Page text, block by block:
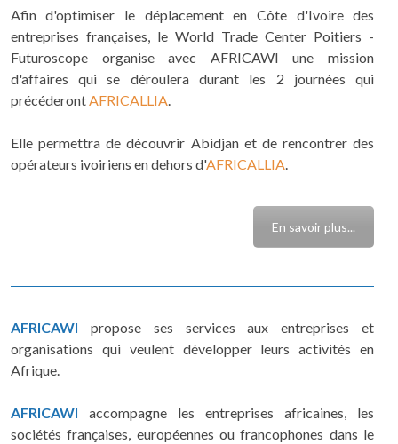
Afin d'optimiser le déplacement en Côte d'Ivoire des
entreprises françaises, le World Trade Center Poitiers -
Futuroscope organise avec AFRICAWI une mission
d'affaires qui se déroulera durant les 2 journées qui
précéderontAFRICALLIA.
Elle permettra de découvrir Abidjan et de rencontrer des
opérateurs ivoiriens en dehors d'AFRICALLIA.
En savoir plus...
AFRICAWI
propose ses services aux entreprises et
organisations qui veulent développer leurs activités en
Afrique.
AFRICAWI
accompagne les entreprises africaines, les
sociétés françaises, européennes ou francophones dans le